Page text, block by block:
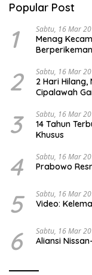
Popular Post
1 Sabtu, 16 Mar
Menag
2 Sabtu, 16 Mar
2 Hari
Cipalawah
3 Sabtu, 16 Mar
14 Tahun
Khusus
4 Sabtu, 16 Mar
Prabowo
5 Sabtu, 16 Mar
Video:
6 Sabtu, 16 Mar
Aliansi